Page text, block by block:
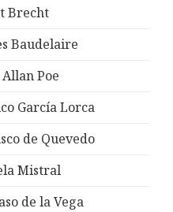
Brecht
Baudelaire
Poe
García Lorca
de Quevedo
Mistral
de la Vega